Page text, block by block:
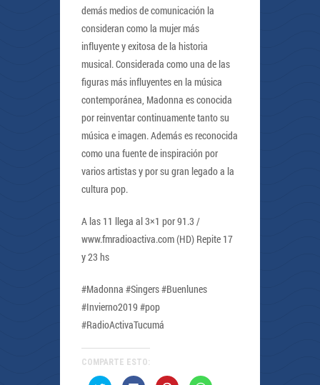
demás medios de comunicación la
consideran como la mujer más
influyente y exitosa de la historia
musical. Considerada como una de las
figuras más influyentes en la música
contemporánea, Madonna es conocida
por reinventar continuamente tanto su
música e imagen. Además es reconocida
como una fuente de inspiración por
varios artistas y por su gran legado a la
cultura pop.
A las 11 llega al 3×1 por 91.3 /
www.fmradioactiva.com (HD) Repite 17
y 23 hs
#Madonna #Singers #Buenlunes
#Invierno2019 #pop
#RadioActivaTucumá
COMPARTE ESTO: